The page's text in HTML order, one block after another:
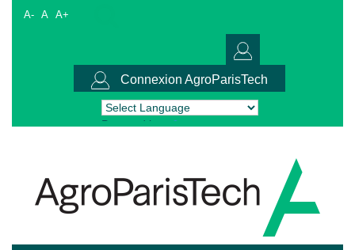
A- A A+
Connexion AgroParisTech
Powered by Translate